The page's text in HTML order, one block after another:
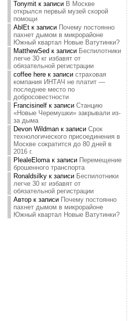
Tonymitк записи В Москве
открылся первый музей скорой
помощи
AblEtк записи Почему постоянно
пахнет дымом в микрорайоне
Южный квартал Новые Ватутинки?
MatthewSed к записи Беспилотники
легче 30 кг избавят от
обязательной регистрации
coffee hereк записи страховая
компания ИНТАЧ не платит —
последнее место по
добросовестности
Francisinelfк записи Станцию
«Новые Черемушки» закрывали из-
за дыма
Devon Wildmanк записи Срок
технологического присоединения в
Москве сократится до 80 дней в
2016 г.
PlealeElomaк записи Перемещение
брошенного транспорта
Ronaldsilkyк записи Беспилотники
легче 30 кг избавят от
обязательной регистрации
Авторк записи Почему постоянно
пахнет дымом в микрорайоне
Южный квартал Новые Ватутинки?